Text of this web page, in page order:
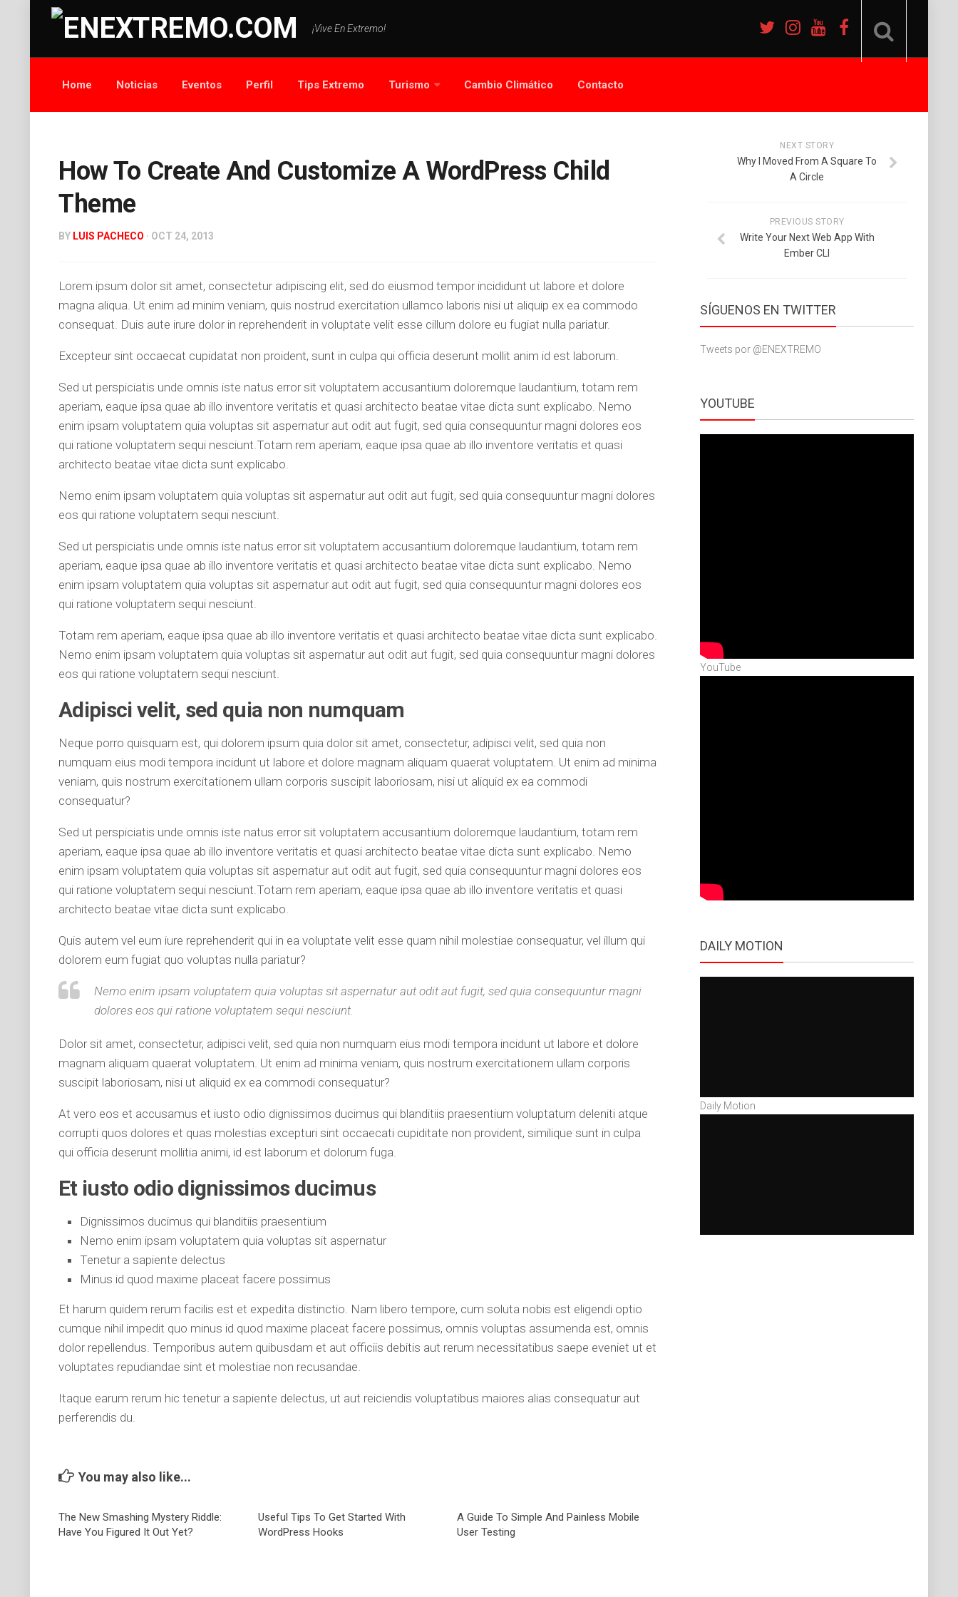
¡Vive En Extremo!
Home Noticias Eventos Perfil Tips Extremo Turismo Cambio Climático Contacto
How To Create And Customize A WordPress Child
Theme
BY LUIS PACHECO · OCT 24, 2013
Lorem ipsum dolor sit amet, consectetur adipiscing elit, sed do eiusmod tempor incididunt ut labore et dolore
magna aliqua. Ut enim ad minim veniam, quis nostrud exercitation ullamco laboris nisi ut aliquip ex ea commodo
consequat. Duis aute irure dolor in reprehenderit in voluptate velit esse cillum dolore eu fugiat nulla pariatur.
Excepteur sint occaecat cupidatat non proident, sunt in culpa qui officia deserunt mollit anim id est laborum.
Sed ut perspiciatis unde omnis iste natus error sit voluptatem accusantium doloremque laudantium, totam rem
aperiam, eaque ipsa quae ab illo inventore veritatis et quasi architecto beatae vitae dicta sunt explicabo. Nemo
enim ipsam voluptatem quia voluptas sit aspernatur aut odit aut fugit, sed quia consequuntur magni dolores eos
qui ratione voluptatem sequi nesciunt.Totam rem aperiam, eaque ipsa quae ab illo inventore veritatis et quasi
architecto beatae vitae dicta sunt explicabo.
Nemo enim ipsam voluptatem quia voluptas sit aspernatur aut odit aut fugit, sed quia consequuntur magni dolores
eos qui ratione voluptatem sequi nesciunt.
Sed ut perspiciatis unde omnis iste natus error sit voluptatem accusantium doloremque laudantium, totam rem
aperiam, eaque ipsa quae ab illo inventore veritatis et quasi architecto beatae vitae dicta sunt explicabo. Nemo
enim ipsam voluptatem quia voluptas sit aspernatur aut odit aut fugit, sed quia consequuntur magni dolores eos
qui ratione voluptatem sequi nesciunt.
Totam rem aperiam, eaque ipsa quae ab illo inventore veritatis et quasi architecto beatae vitae dicta sunt explicabo.
Nemo enim ipsam voluptatem quia voluptas sit aspernatur aut odit aut fugit, sed quia consequuntur magni dolores
eos qui ratione voluptatem sequi nesciunt.
Adipisci velit, sed quia non numquam
Neque porro quisquam est, qui dolorem ipsum quia dolor sit amet, consectetur, adipisci velit, sed quia non
numquam eius modi tempora incidunt ut labore et dolore magnam aliquam quaerat voluptatem. Ut enim ad minima
veniam, quis nostrum exercitationem ullam corporis suscipit laboriosam, nisi ut aliquid ex ea commodi
consequatur?
Sed ut perspiciatis unde omnis iste natus error sit voluptatem accusantium doloremque laudantium, totam rem
aperiam, eaque ipsa quae ab illo inventore veritatis et quasi architecto beatae vitae dicta sunt explicabo. Nemo
enim ipsam voluptatem quia voluptas sit aspernatur aut odit aut fugit, sed quia consequuntur magni dolores eos
qui ratione voluptatem sequi nesciunt.Totam rem aperiam, eaque ipsa quae ab illo inventore veritatis et quasi
architecto beatae vitae dicta sunt explicabo.
Quis autem vel eum iure reprehenderit qui in ea voluptate velit esse quam nihil molestiae consequatur, vel illum qui
dolorem eum fugiat quo voluptas nulla pariatur?
Nemo enim ipsam voluptatem quia voluptas sit aspernatur aut odit aut fugit, sed quia consequuntur magni
dolores eos qui ratione voluptatem sequi nesciunt.
Dolor sit amet, consectetur, adipisci velit, sed quia non numquam eius modi tempora incidunt ut labore et dolore
magnam aliquam quaerat voluptatem. Ut enim ad minima veniam, quis nostrum exercitationem ullam corporis
suscipit laboriosam, nisi ut aliquid ex ea commodi consequatur?
At vero eos et accusamus et iusto odio dignissimos ducimus qui blanditiis praesentium voluptatum deleniti atque
corrupti quos dolores et quas molestias excepturi sint occaecati cupiditate non provident, similique sunt in culpa
qui officia deserunt mollitia animi, id est laborum et dolorum fuga.
Et iusto odio dignissimos ducimus
Dignissimos ducimus qui blanditiis praesentium
Nemo enim ipsam voluptatem quia voluptas sit aspernatur
Tenetur a sapiente delectus
Minus id quod maxime placeat facere possimus
Et harum quidem rerum facilis est et expedita distinctio. Nam libero tempore, cum soluta nobis est eligendi optio
cumque nihil impedit quo minus id quod maxime placeat facere possimus, omnis voluptas assumenda est, omnis
dolor repellendus. Temporibus autem quibusdam et aut officiis debitis aut rerum necessitatibus saepe eveniet ut et
voluptates repudiandae sint et molestiae non recusandae.
Itaque earum rerum hic tenetur a sapiente delectus, ut aut reiciendis voluptatibus maiores alias consequatur aut
perferendis du.
You may also like...
The New Smashing Mystery Riddle:
Have You Figured It Out Yet?
Useful Tips To Get Started With
WordPress Hooks
A Guide To Simple And Painless Mobile
User Testing
NEXT STORY
Why I Moved From A Square To
A Circle
PREVIOUS STORY
Write Your Next Web App With
Ember CLI
SÍGUENOS EN TWITTER
Tweets por @ENEXTREMO
YOUTUBE
YouTube
DAILY MOTION
Daily Motion